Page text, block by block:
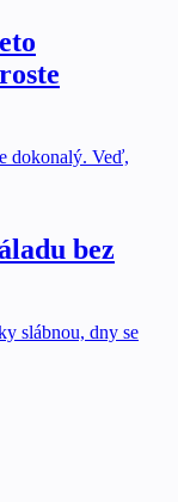
dokonalý. Veď,
bez
slábnou, dny se